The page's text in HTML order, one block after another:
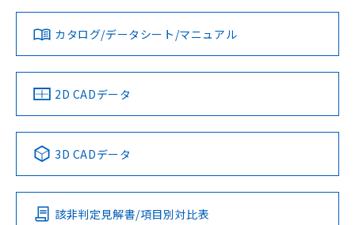
ダウンロードデータをご利用いただく前に、以下を必ずお読
みください。
ソフトウェアの使用条件
対応済み
中国 RoHS 注意事項・凡例
Pb Hg Cd Cr(VI)
O
LR型式承認
（イギリス
船舶規格）
DNV型式承認
（ノルウェー
BV型式承認
（フランス
KR型式
（韓国
No No No No
この製品の規格認証/適合状況ページへ
その他の認証はこちらのページからご検索ください
カタログ/データシート/マニュアル
2D CADデータ
3D CADデータ
該非判定見解書/項目別対比表